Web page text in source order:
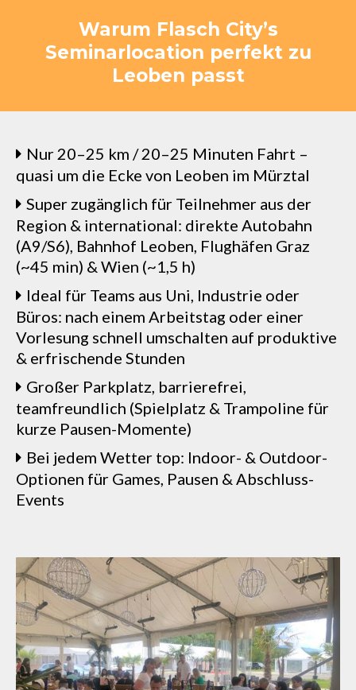
Warum Flasch City’s
Seminarlocation perfekt zu
Leoben passt
Nur 20–25 km / 20–25 Minuten Fahrt –
quasi um die Ecke von Leoben im Mürztal
Super zugänglich für Teilnehmer aus der
Region & international: direkte Autobahn
(A9/S6), Bahnhof Leoben, Flughäfen Graz
(~45 min) & Wien (~1,5 h)
Ideal für Teams aus Uni, Industrie oder
Büros: nach einem Arbeitstag oder einer
Vorlesung schnell umschalten auf produktive
& erfrischende Stunden
Großer Parkplatz, barrierefrei,
teamfreundlich (Spielplatz & Trampoline für
kurze Pausen-Momente)
Bei jedem Wetter top: Indoor- & Outdoor-
Optionen für Games, Pausen & Abschluss-
Events